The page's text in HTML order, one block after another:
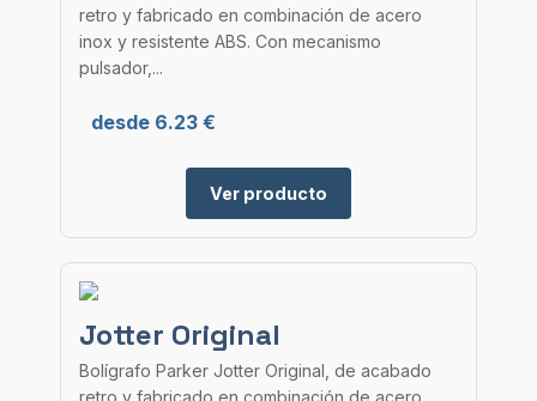
retro y fabricado en combinación de acero
inox y resistente ABS. Con mecanismo
pulsador,...
desde 6.23 €
Ver producto
Jotter Original
Bolígrafo Parker Jotter Original, de acabado
retro y fabricado en combinación de acero